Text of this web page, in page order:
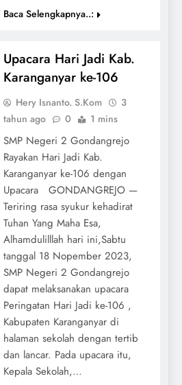
Baca Selengkapnya..:
Upacara Hari Jadi Kab.
Karanganyar ke-106
Hery Isnanto. S.Kom
3
tahun ago
0 1 mins
SMP Negeri 2 Gondangrejo
Rayakan Hari Jadi Kab.
Karanganyar ke-106 dengan
Upacara GONDANGREJO —
Teriring rasa syukur kehadirat
Tuhan Yang Maha Esa,
Alhamdulilllah hari ini,Sabtu
tanggal 18 Nopember 2023,
SMP Negeri 2 Gondangrejo
dapat melaksanakan upacara
Peringatan Hari Jadi ke-106 ,
Kabupaten Karanganyar di
halaman sekolah dengan tertib
dan lancar. Pada upacara itu,
Kepala Sekolah,…